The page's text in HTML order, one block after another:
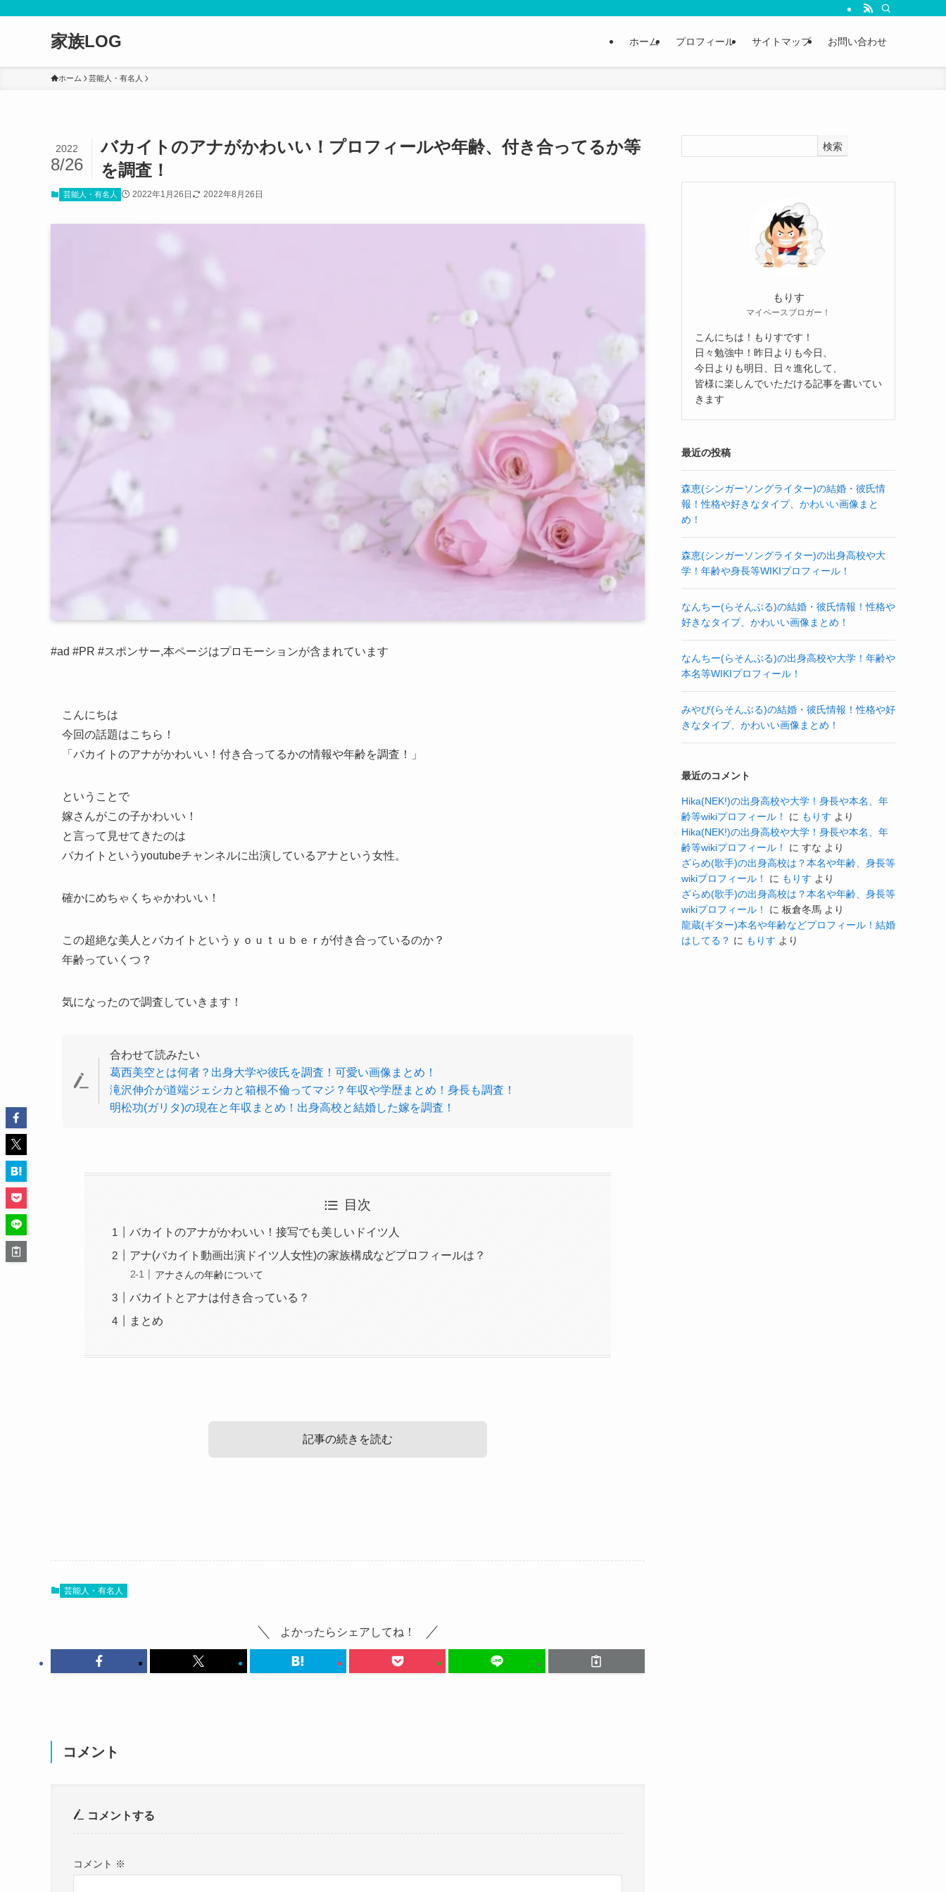
家族LOG ホーム プロフィール サイトマップ お問い合わせ
ホーム 芸能人・有名人
バカイトのアナがかわいい！プロフィールや年齢、付き合ってるか等
を調査！
2022
8/26
芸能人・有名人 2022年1月26日 2022年8月26日
#ad #PR #スポンサー,本ページはプロモーションが含まれています
こんにちは
今回の話題はこちら！
「バカイトのアナがかわいい！付き合ってるかの情報や年齢を調査！」
ということで
嫁さんがこの子かわいい！
と言って見せてきたのは
バカイトというyoutubeチャンネルに出演しているアナという女性。
確かにめちゃくちゃかわいい！
この超絶な美人とバカイトというｙｏｕｔｕｂｅｒが付き合っているのか？
年齢っていくつ？
気になったので調査していきます！
合わせて読みたい
葛西美空とは何者？出身大学や彼氏を調査！可愛い画像まとめ！
滝沢伸介が道端ジェシカと箱根不倫ってマジ？年収や学歴まとめ！身長も調査！
明松功(ガリタ)の現在と年収まとめ！出身高校と結婚した嫁を調査！
目次
バカイトのアナがかわいい！接写でも美しいドイツ人
アナ(バカイト動画出演ドイツ人女性)の家族構成などプロフィールは？
アナさんの年齢について
バカイトとアナは付き合っている？
まとめ
記事の続きを読む
バカイトというyoutubeのチャンネルによく出演しているアナという女性。
カメラを顔に寄せて撮影したりしているのに
その美が全く曇らない。
ロシア系の人なのかな？
よくロシア語でメッセージくるんだけど、そんなにロシア人に見える？笑
私と同じ事思った人いるみたいですね・・・
についてです。
もう一度載せておきますが
https://youtu.be/hVMmw6x8nDw?t=254
別にアナさんが芸能人というわけではないし
アナさんは
芸能人・有名人
よかったらシェアしてね！
コメント
コメントする
コメント ※
検索
もりす
マイペースブロガー！
こんにちは！もりすです！
日々勉強中！昨日よりも今日、
今日よりも明日、日々進化して、
皆様に楽しんでいただける記事を書いてい
きます
最近の投稿
森恵(シンガーソングライター)の結婚・彼氏情
報！性格や好きなタイプ、かわいい画像まと
め！
森恵(シンガーソングライター)の出身高校や大
学！年齢や身長等WIKIプロフィール！
なんちー(らそんぶる)の結婚・彼氏情報！性格や
好きなタイプ、かわいい画像まとめ！
なんちー(らそんぶる)の出身高校や大学！年齢や
本名等WIKIプロフィール！
みやび(らそんぶる)の結婚・彼氏情報！性格や好
きなタイプ、かわいい画像まとめ！
最近のコメント
Hika(NEK!)の出身高校や大学！身長や本名、年
齢等wikiプロフィール！
に もりす より
Hika(NEK!)の出身高校や大学！身長や本名、年
齢等wikiプロフィール！
に すな より
ざらめ(歌手)の出身高校は？本名や年齢、身長等
wikiプロフィール！
に もりす より
ざらめ(歌手)の出身高校は？本名や年齢、身長等
wikiプロフィール！
に 板倉冬馬 より
龍蔵(ギター)本名や年齢などプロフィール！結婚
はしてる？ に もりす より